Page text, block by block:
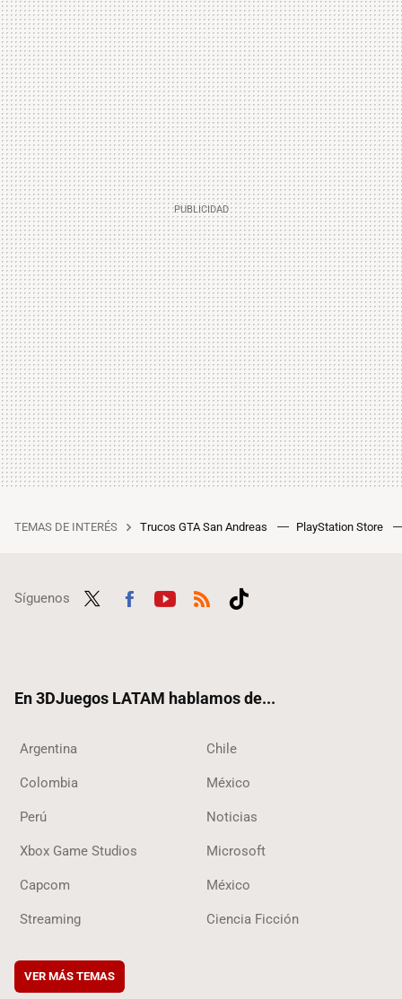
TEMAS DE INTERÉS Trucos GTA San Andreas PlayStation Store
Síguenos
En 3DJuegos LATAM hablamos de...
Argentina Chile
Colombia México
Perú Noticias
Xbox Game Studios Microsoft
Capcom México
Streaming Ciencia Ficción
VER MÁS TEMAS